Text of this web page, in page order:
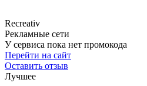
Recreativ
Рекламные сети
У сервиса пока нет промокода
Перейти на сайт
Оставить отзыв
Лучшее